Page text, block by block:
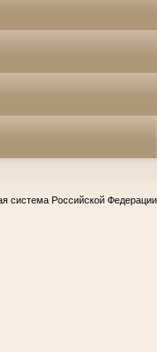
система Российской